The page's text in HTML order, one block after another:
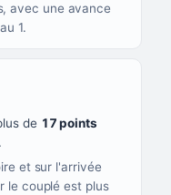
avec une avance
1.
beige
de 17 points
et sur l'arrivée
le couplé est plus